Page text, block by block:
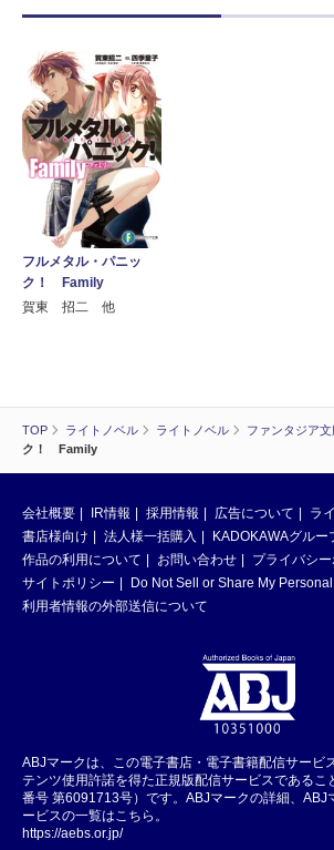
TOP ライトノベル ライトノベル ファンタジア文
ク！ Family
フルメタル・パニッ
ク！ Family
賀東 招二 他
会社概要 IR情報 採用情報 広告について
ラ
書店様向け
法人様一括購入
KADOKAWAグルー
作品の利用について
お問い合わせ
プライバシ
サイトポリシー
Do Not Sell or Share My
利用者情報の外部送信について
ABJマークは、この電子書店・電子書籍配信サービ
テンツ使用許諾を得た正規版配信サービスであるこ
番号 第6091713号）です。ABJマークの詳細、ABJ
ービスの一覧はこちら。
https://aebs.or.jp/